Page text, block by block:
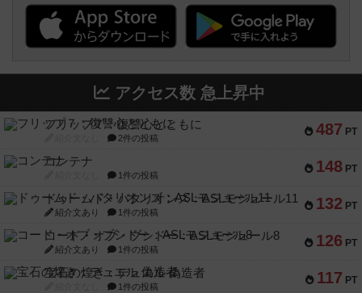
アクセス数 急上昇中
487 PT
フリップ７：復讐心とともに
2件の投稿
148 PT
コンテナ
1件の投稿
132 PT
ドゥームド・バタリオンズ：ASLモジュール11
紹介文あり 1件の投稿
126 PT
コード・オブ・ブシドー：ASLモジュール8
紹介文あり 1件の投稿
117 PT
宝石の煌き：デュエル 偽造者
1件の投稿